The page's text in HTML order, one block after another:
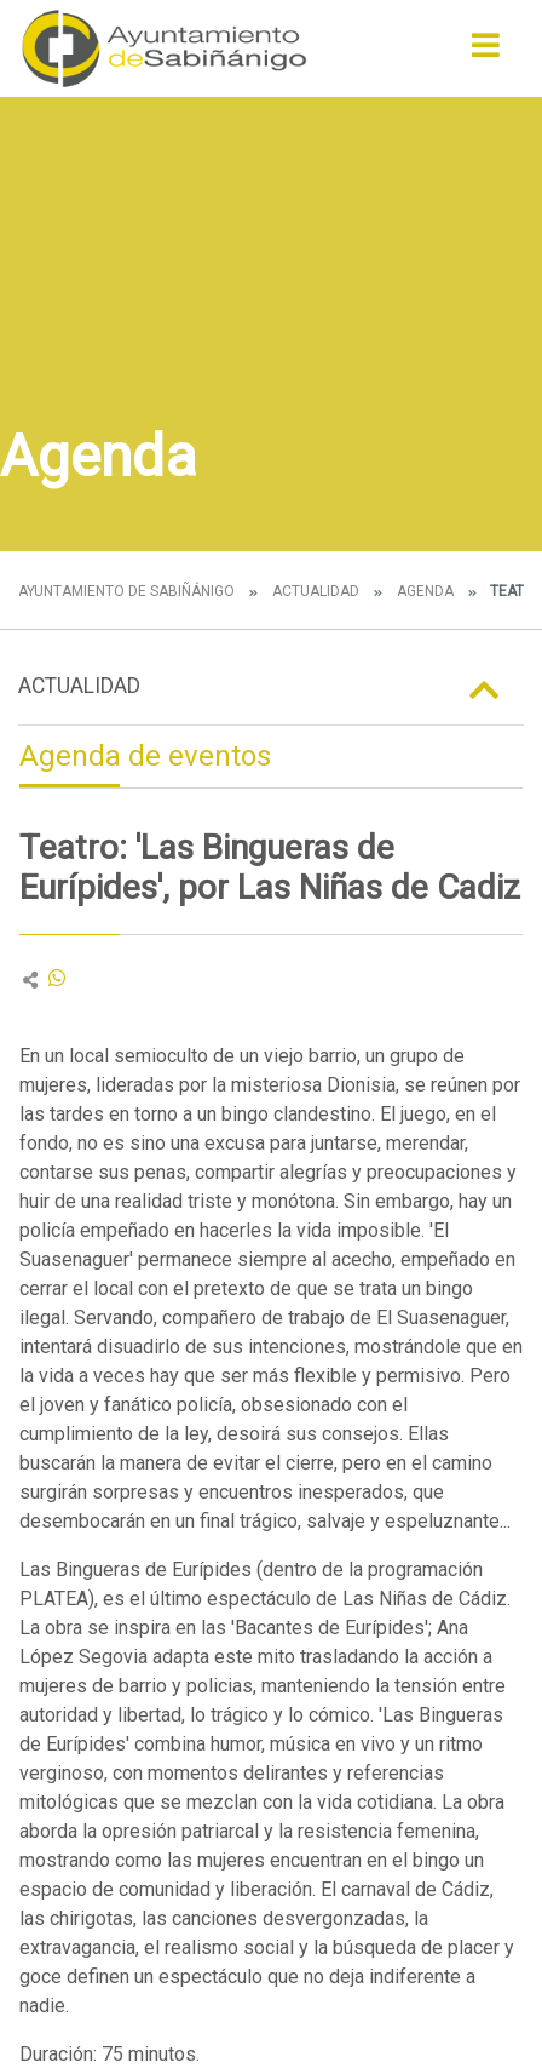
Agenda
AYUNTAMIENTO DE SABIÑÁNIGO ACTUALIDAD AGENDA
ACTUALIDAD
Agenda de eventos
Teatro: 'Las Bingueras de
Eurípides', por Las Niñas de Cadiz
En un local semioculto de un viejo barrio, un grupo de
mujeres, lideradas por la misteriosa Dionisia, se reúnen por
las tardes en torno a un bingo clandestino. El juego, en el
fondo, no es sino una excusa para juntarse, merendar,
contarse sus penas, compartir alegrías y preocupaciones y
huir de una realidad triste y monótona. Sin embargo, hay un
policía empeñado en hacerles la vida imposible. 'El
Suasenaguer' permanece siempre al acecho, empeñado en
cerrar el local con el pretexto de que se trata un bingo
ilegal. Servando, compañero de trabajo de El Suasenaguer,
intentará disuadirlo de sus intenciones, mostrándole que en
la vida a veces hay que ser más flexible y permisivo. Pero
el joven y fanático policía, obsesionado con el
cumplimiento de la ley, desoirá sus consejos. Ellas
buscarán la manera de evitar el cierre, pero en el camino
surgirán sorpresas y encuentros inesperados, que
desembocarán en un final trágico, salvaje y espeluznante...
Las Bingueras de Eurípides (dentro de la programación
PLATEA), es el último espectáculo de Las Niñas de Cádiz.
La obra se inspira en las 'Bacantes de Eurípides'; Ana
López Segovia adapta este mito trasladando la acción a
mujeres de barrio y policias, manteniendo la tensión entre
autoridad y libertad, lo trágico y lo cómico. 'Las Bingueras
de Eurípides' combina humor, música en vivo y un ritmo
verginoso, con momentos delirantes y referencias
mitológicas que se mezclan con la vida cotidiana. La obra
aborda la opresión patriarcal y la resistencia femenina,
mostrando como las mujeres encuentran en el bingo un
espacio de comunidad y liberación. El carnaval de Cádiz,
las chirigotas, las canciones desvergonzadas, la
extravagancia, el realismo social y la búsqueda de placer y
goce definen un espectáculo que no deja indiferente a
nadie.
Duración: 75 minutos.